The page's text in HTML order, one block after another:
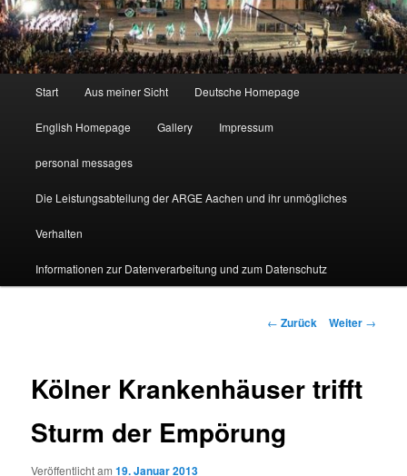
Start Aus meiner Sicht Deutsche Homepage
English Homepage Gallery Impressum
personal messages
Die Leistungsabteilung der ARGE Aachen und ihr unmögliches
Verhalten
Informationen zur Datenverarbeitung und zum Datenschutz
Beitragsnavigation
← Zurück Weiter →
Kölner Krankenhäuser trifft
Sturm der Empörung
Veröffentlicht am19. Januar 2013